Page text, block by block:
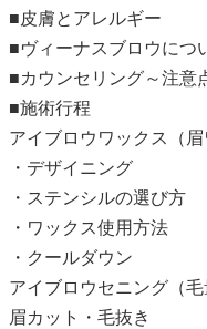
■皮膚とアレルギー
■ヴィーナスブロウにつ
■カウンセリング～注意
■施術行程
アイブロウワックス（眉
・デザイニング
・ステンシルの選び方
・ワックス使用方法
・クールダウン
アイブロウセニング（毛
眉カット・毛抜き